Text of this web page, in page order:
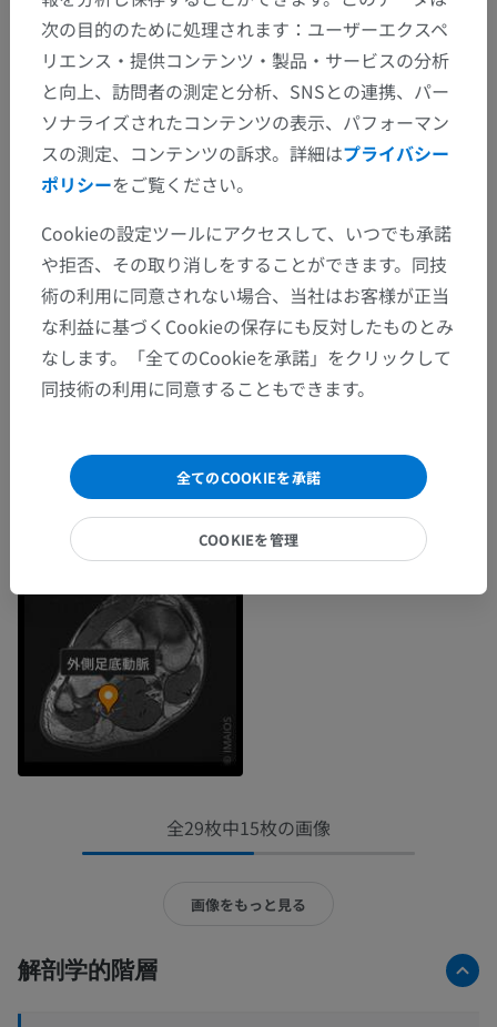
全29枚中15枚の画像
画像をもっと見る
解剖学的階層
次の目的のために処理されます：ユーザーエクスペ
リエンス・提供コンテンツ・製品・サービスの分析
と向上、訪問者の測定と分析、SNSとの連携、パー
ソナライズされたコンテンツの表示、パフォーマン
スの測定、コンテンツの訴求。詳細はプライバシー
ポリシーをご覧ください。
Cookieの設定ツールにアクセスして、いつでも承諾
や拒否、その取り消しをすることができます。同技
術の利用に同意されない場合、当社はお客様が正当
な利益に基づくCookieの保存にも反対したものとみ
なします。「全てのCookieを承諾」をクリックして
同技術の利用に同意することもできます。
全てのCOOKIEを承諾
COOKIEを管理